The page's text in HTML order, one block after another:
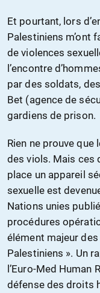
Et pourtant, lors
Palestiniens m’ont
de violences
l’encontre
par des soldats,
Bet (agence de
gardiens de prison.
Rien ne prouve
des viols. Mais ces
place un appareil
sexuelle est
Nations unies publié
procédures
élément majeur
Palestiniens ». Un
l’Euro-Med Human
défense des droits